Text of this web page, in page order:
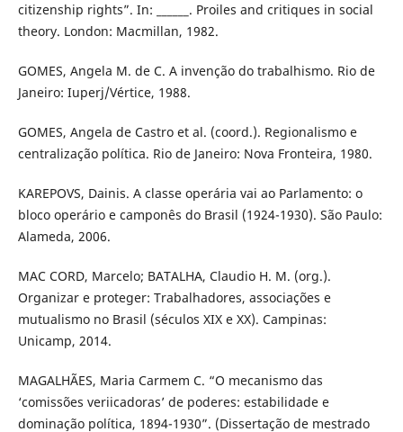
citizenship rights”. In: ______. Proiles and critiques in social
theory. London: Macmillan, 1982.
GOMES, Angela M. de C. A invenção do trabalhismo. Rio de
Janeiro: Iuperj/Vértice, 1988.
GOMES, Angela de Castro et al. (coord.). Regionalismo e
centralização política. Rio de Janeiro: Nova Fronteira, 1980.
KAREPOVS, Dainis. A classe operária vai ao Parlamento: o
bloco operário e camponês do Brasil (1924-1930). São Paulo:
Alameda, 2006.
MAC CORD, Marcelo; BATALHA, Claudio H. M. (org.).
Organizar e proteger: Trabalhadores, associações e
mutualismo no Brasil (séculos XIX e XX). Campinas:
Unicamp, 2014.
MAGALHÃES, Maria Carmem C. “O mecanismo das
‘comissões veriicadoras’ de poderes: estabilidade e
dominação política, 1894-1930”. (Dissertação de mestrado